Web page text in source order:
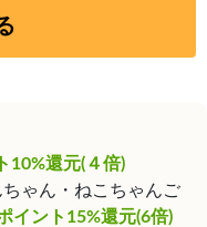
10%還元(４倍)
ゃん・ねこちゃんご
イント15%還元(6倍)